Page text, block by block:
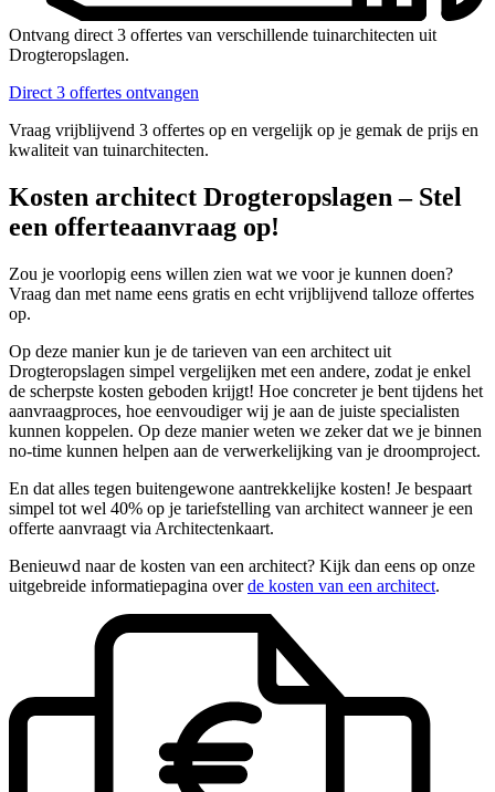
Ontvang direct 3 offertes van verschillende tuinarchitecten uit
Drogteropslagen.
Direct 3 offertes ontvangen
Vraag vrijblijvend 3 offertes op en vergelijk op je gemak de prijs en
kwaliteit van tuinarchitecten.
Kosten architect Drogteropslagen – Stel
een offerteaanvraag op!
Zou je voorlopig eens willen zien wat we voor je kunnen doen?
Vraag dan met name eens gratis en echt vrijblijvend talloze offertes
op.
Op deze manier kun je de tarieven van een architect uit
Drogteropslagen simpel vergelijken met een andere, zodat je enkel
de scherpste kosten geboden krijgt! Hoe concreter je bent tijdens het
aanvraagproces, hoe eenvoudiger wij je aan de juiste specialisten
kunnen koppelen. Op deze manier weten we zeker dat we je binnen
no-time kunnen helpen aan de verwerkelijking van je droomproject.
En dat alles tegen buitengewone aantrekkelijke kosten! Je bespaart
simpel tot wel 40% op je tariefstelling van architect wanneer je een
offerte aanvraagt via Architectenkaart.
Benieuwd naar de kosten van een architect? Kijk dan eens op onze
uitgebreide informatiepagina overde kosten van een architect.